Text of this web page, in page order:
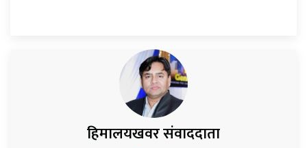
हिमालयखवर संवाददाता